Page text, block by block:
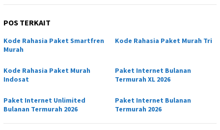
POS TERKAIT
Kode Rahasia Paket Smartfren
Murah
Kode Rahasia Paket Murah Tri
Kode Rahasia Paket Murah
Indosat
Paket Internet Bulanan
Termurah XL 2026
Paket Internet Unlimited
Bulanan Termurah 2026
Paket Internet Bulanan
Termurah 2026